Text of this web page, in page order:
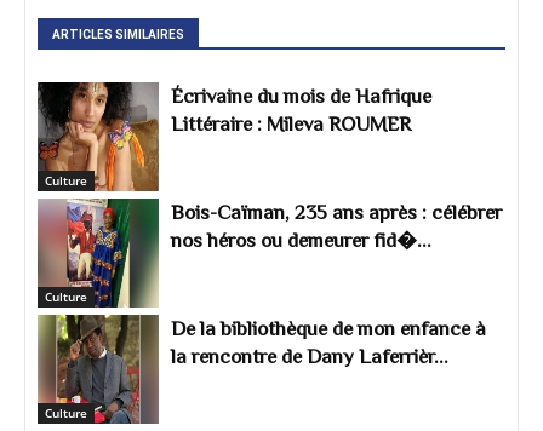
peut pas faire du neuf avec du vieux et qu'on
calebassier. Félicitations, cher ami, et merci de
l'inspiration.
ARTICLES SIMILAIRES
Culture
Écrivaine du mois de Hafrique
Littéraire : Mileva ROUMER
Culture
Bois-Caïman, 235 ans après : célébrer
nos héros ou demeurer fid�...
Culture
De la bibliothèque de mon enfance à
la rencontre de Dany Laferrièr...